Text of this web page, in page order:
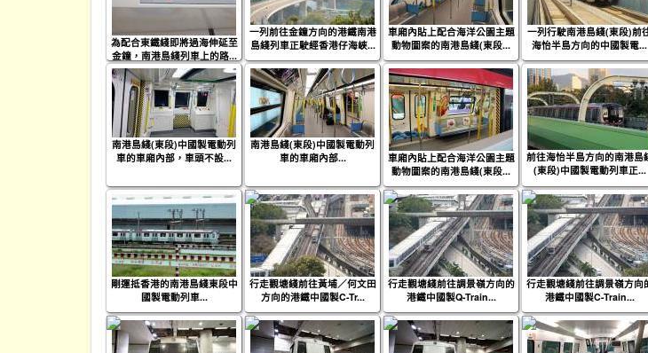
為配合東鐵綫即將過海伸延至
金鐘，南港島綫列車上的路...
一列前往金鐘方向的港鐵南港
島綫列車正駛經香港仔海峽...
車廂內貼上配合海洋公園主題
動物圖案的南港島綫(東段...
一列行駛南港島綫(東段)前
海怡半島方向的中國製電...
南港島綫(東段)中國製電動列
車的車廂內部，車頭不設...
南港島綫(東段)中國製電動列
車的車廂內部...
車廂內貼上配合海洋公園主題
動物圖案的南港島綫(東段...
前往海怡半島方向的南港島
(東段)中國製電動列車正...
剛運抵香港的南港島綫東段中
國製電動列車...
行走觀塘綫前往黃埔／何文田
方向的港鐵中國製C-Tr...
行走觀塘綫前往調景嶺方向的
港鐵中國製Q-Train...
行走觀塘綫前往調景嶺方向
港鐵中國製C-Train...